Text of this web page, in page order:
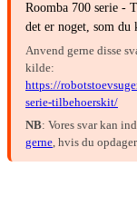
Roomba 700 serie -
det er noget, som du
Anvend gerne disse
kilde:
https://
serie-tilbehoerskit/
NB: Vores svar kan
gerne, hvis du